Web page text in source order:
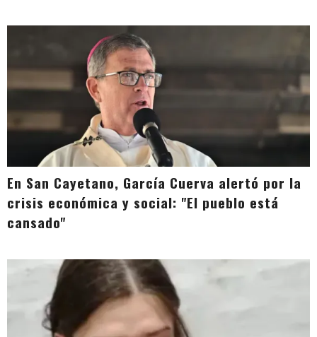
En San Cayetano, García Cuerva alertó por la
crisis económica y social: "El pueblo está
cansado"